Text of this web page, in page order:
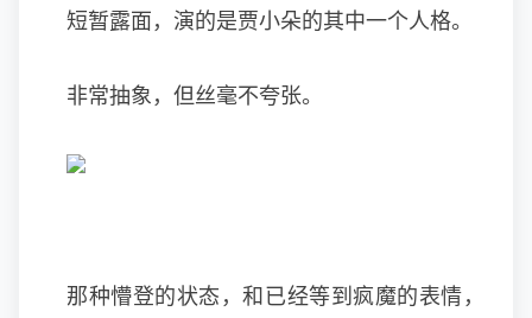
短暂露面，演的是贾小朵的其中一个人格。
非常抽象，但丝毫不夸张。
那种懵登的状态，和已经等到疯魔的表情，